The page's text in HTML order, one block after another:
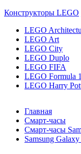
Конструкторы LEGO
LEGO
LEGO Art
LEGO City
LEGO Duplo
LEGO FIFA
LEGO Formula 1
LEGO Harry
Главная
Смарт-часы
Смарт-часы
Samsung